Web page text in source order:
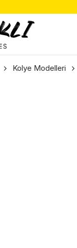
Kolye Modelleri